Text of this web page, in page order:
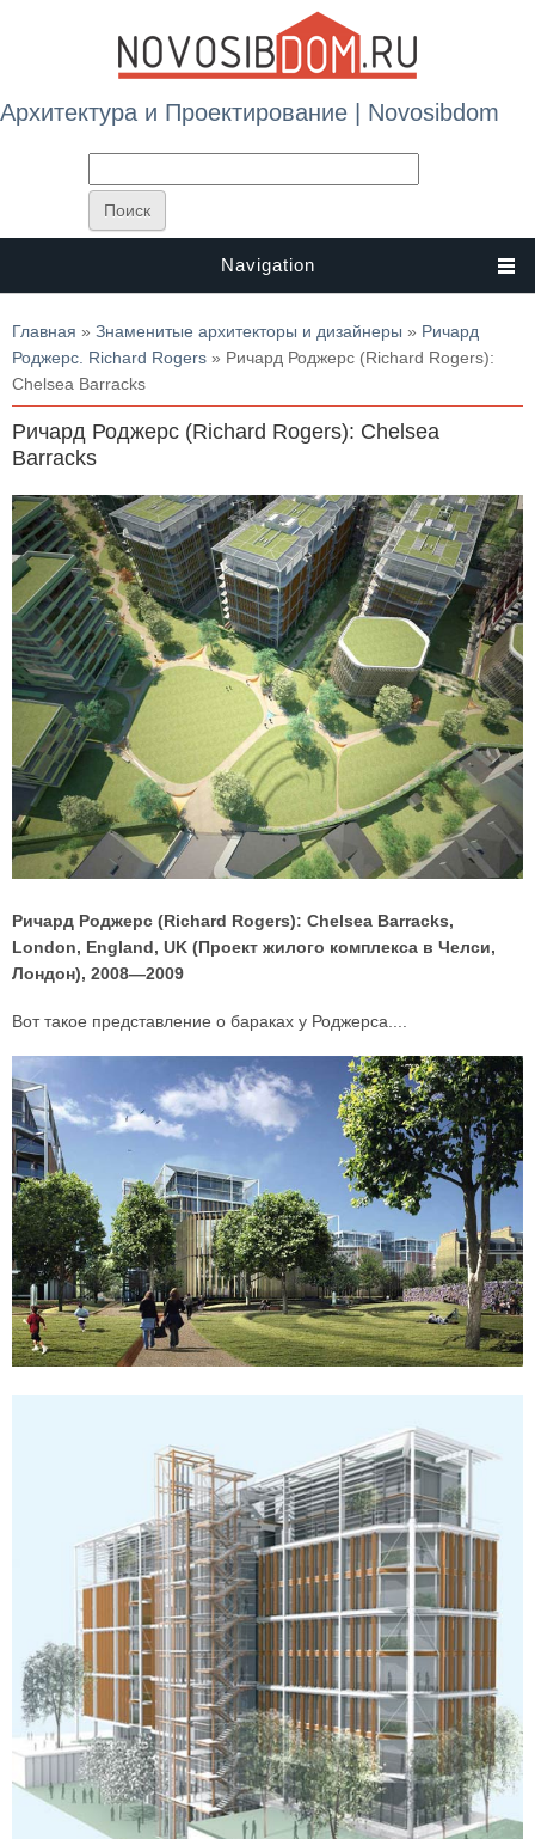
Архитектура и Проектирование | Novosibdom
Navigation
Вы здесь
Главная » Знаменитые архитекторы и дизайнеры » Ричард
Роджерс. Richard Rogers » Ричард Роджерс (Richard Rogers):
Chelsea Barracks
Ричард Роджерс (Richard Rogers): Chelsea
Barracks
Ричард Роджерс (Richard Rogers): Chelsea Barracks,
London, England, UK (Проект жилого комплекса в Челси,
Лондон), 2008—2009
Вот такое представление о бараках у Роджерса....